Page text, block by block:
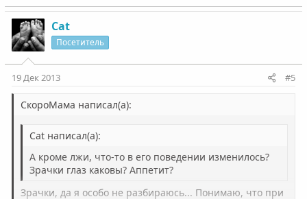
Cat
Посетитель
19 Дек 2013 #5
СкороМама написал(а):
Cat написал(а):
А кроме лжи, что-то в его поведении изменилось?
Зрачки глаз каковы? Аппетит?
Зрачки, да я особо не разбираюсь... Понимаю, что при